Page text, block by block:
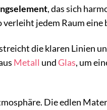
, das sich
jedem Raum eine
die klaren Linien
Metall undGlas, um
Die edlen